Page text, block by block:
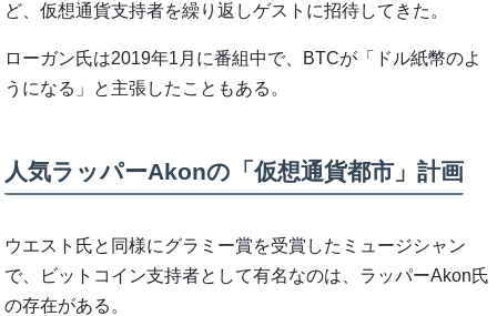
ど、仮想通貨支持者を繰り返しゲストに招待してきた。
ローガン氏は2019年1月に番組中で、BTCが「ドル紙幣のよ
うになる」と主張したこともある。
人気ラッパーAkonの「仮想通貨都市」計画
ウエスト氏と同様にグラミー賞を受賞したミュージシャン
で、ビットコイン支持者として有名なのは、ラッパーAkon氏
の存在がある。